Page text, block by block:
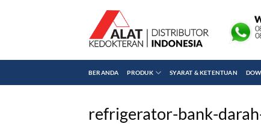
BERANDA PRODUK SYARAT & KETENTUAN
refrigerator-bank-